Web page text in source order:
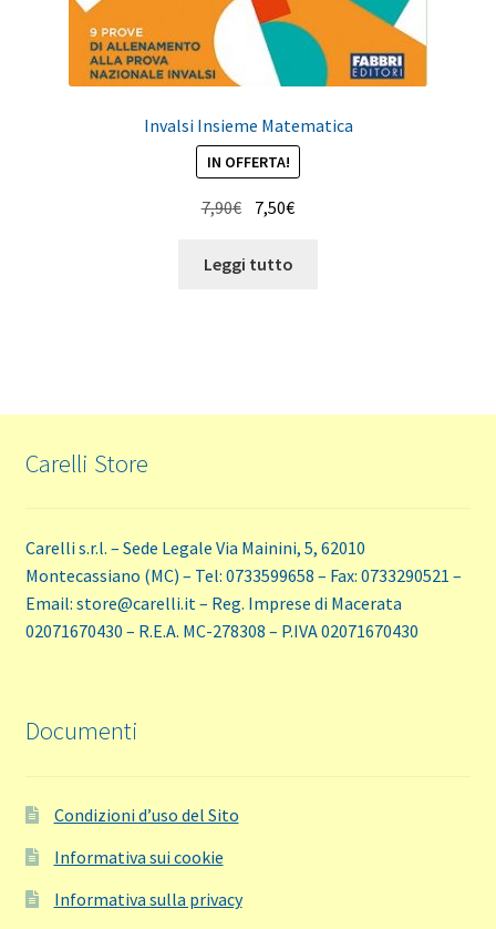
Invalsi Insieme Matematica
IN OFFERTA!
7,90€
originale
7,50€Il
Leggi tutto
Carelli Store
Carelli s.r.l. – Sede Legale Via Mainini, 5, 62010
Montecassiano (MC) – Tel: 0733599658 – Fax: 0733290521 –
Email: store@carelli.it – Reg. Imprese di Macerata
02071670430 – R.E.A. MC-278308 – P.IVA 02071670430
Documenti
Condizioni d’uso del Sito
Informativa sui cookie
Informativa sulla privacy